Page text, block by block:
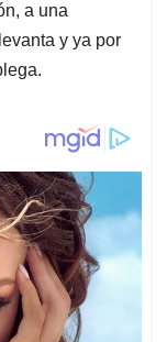
a una
y ya por